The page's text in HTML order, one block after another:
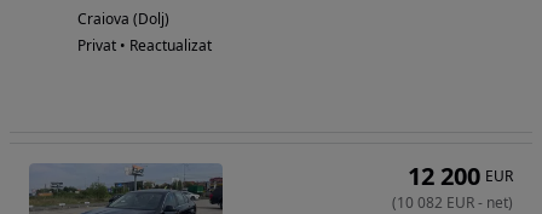
Craiova (Dolj)
Privat • Reactualizat
12 200 EUR
(10 082 EUR- net)